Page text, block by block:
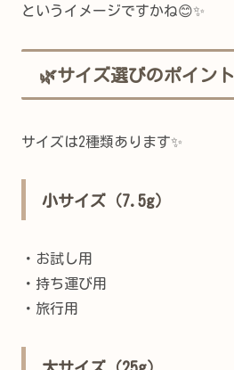
というイメージですかね😊✨
🌿サイズ選びのポイント
サイズは2種類あります✨
小サイズ（7.5g）
・お試し用
・持ち運び用
・旅行用